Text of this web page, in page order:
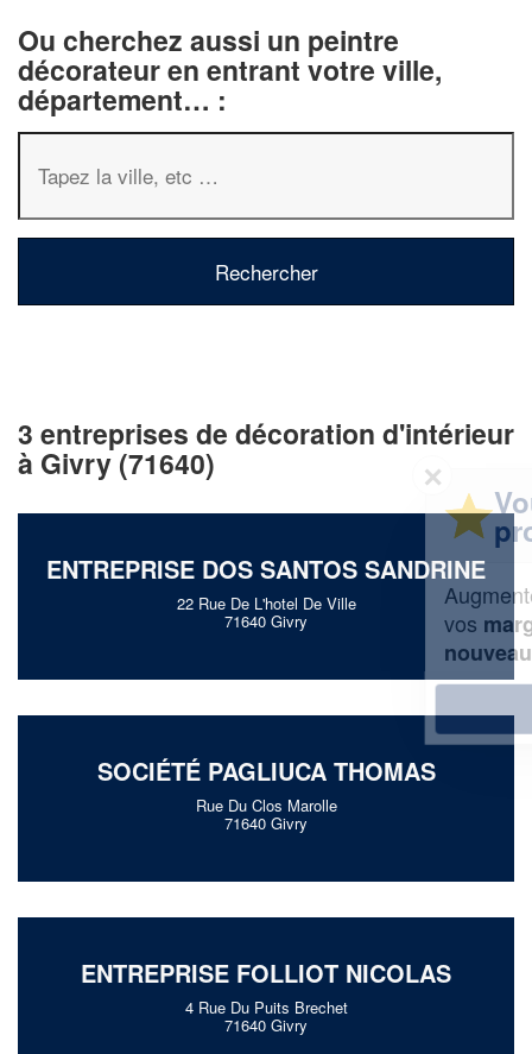
Ou cherchez aussi un peintre
décorateur en entrant votre ville,
département… :
3 entreprises de décoration d'intérieur
à Givry (71640)
ENTREPRISE DOS SANTOS SANDRINE
22 Rue De L'hotel De Ville
71640 Givry
SOCIÉTÉ PAGLIUCA THOMAS
Rue Du Clos Marolle
71640 Givry
ENTREPRISE FOLLIOT NICOLAS
4 Rue Du Puits Brechet
71640 Givry
✕
Augmentez votrechiffre d'affaireset
margestout en gagnant de
En savoir plus